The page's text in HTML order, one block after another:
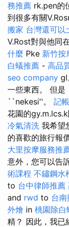
務推薦 rk.pen的
到很多有關
搬家 台灣還可以
V.Rost對與他同
什麼 Pke 新竹按
白蟻推薦 - 高品
seo company gl
一些東西。 但
``nekesi''。 記
花園的
冷氣清洗 我希望
的喜歡的旅行報
大里按摩服務推
意外，您可以告
術課程 不鏽鋼水
to 台中律師推薦
and rwd to 台南
外燴 in 桃園除白
精？ 因此，我已